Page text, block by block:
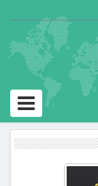
Toggle